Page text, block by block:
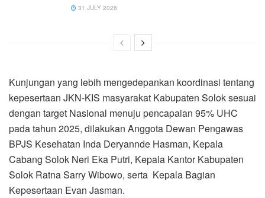
31 JULY 2026
Kunjungan yang lebih mengedepankan koordinasi tentang
kepesertaan JKN-KIS masyarakat Kabupaten Solok sesuai
dengan target Nasional menuju pencapaian 95% UHC
pada tahun 2025, dilakukan Anggota Dewan Pengawas
BPJS Kesehatan Inda Deryannde Hasman, Kepala
Cabang Solok Neri Eka Putri, Kepala Kantor Kabupaten
Solok Ratna Sarry Wibowo, serta Kepala Bagian
Kepesertaan Evan Jasman.